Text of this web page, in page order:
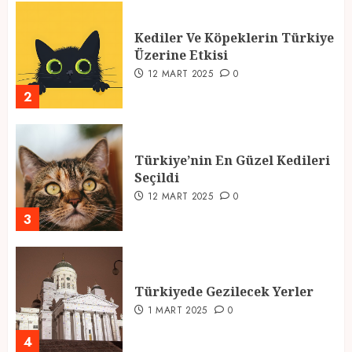
2
Kediler Ve Köpeklerin Türkiye
Üzerine Etkisi
12 MART 2025 0
3
Türkiye’nin En Güzel Kedileri
Seçildi
12 MART 2025 0
4
Türkiyede Gezilecek Yerler
1 MART 2025 0